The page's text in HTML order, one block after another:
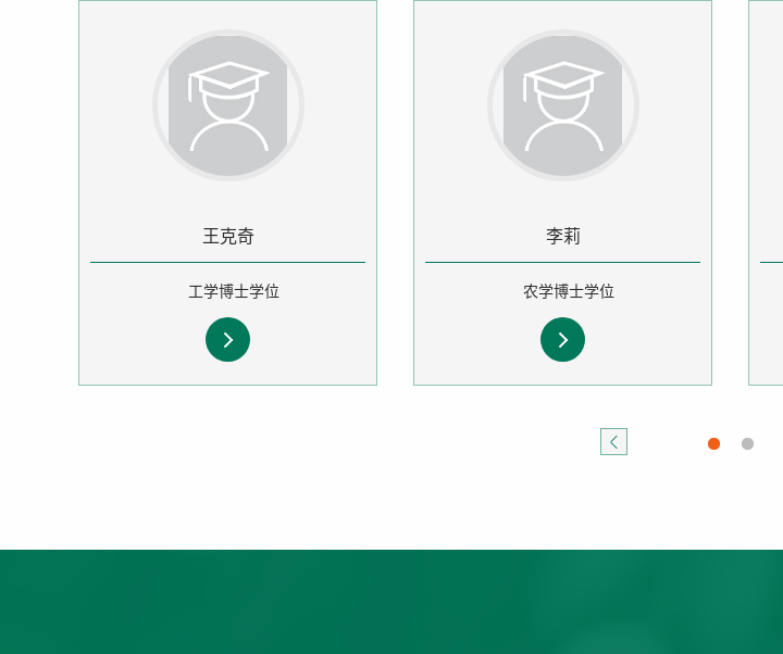
王克奇
工学博士学位
李莉
农学博士学位